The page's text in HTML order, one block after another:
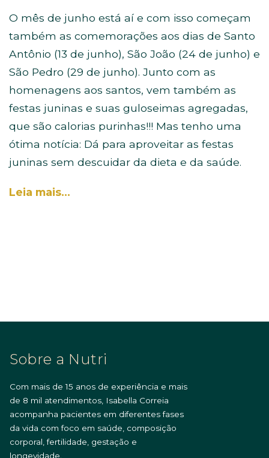
O mês de junho está aí e com isso começam
também as comemorações aos dias de Santo
Antônio (13 de junho), São João (24 de junho) e
São Pedro (29 de junho). Junto com as
homenagens aos santos, vem também as
festas juninas e suas guloseimas agregadas,
que são calorias purinhas!!! Mas tenho uma
ótima notícia: Dá para aproveitar as festas
juninas sem descuidar da dieta e da saúde.
Leia mais…
Sobre a Nutri
Com mais de 15 anos de experiência e mais
de 8 mil atendimentos, Isabella Correia
acompanha pacientes em diferentes fases
da vida com foco em saúde, composição
corporal, fertilidade, gestação e
longevidade.